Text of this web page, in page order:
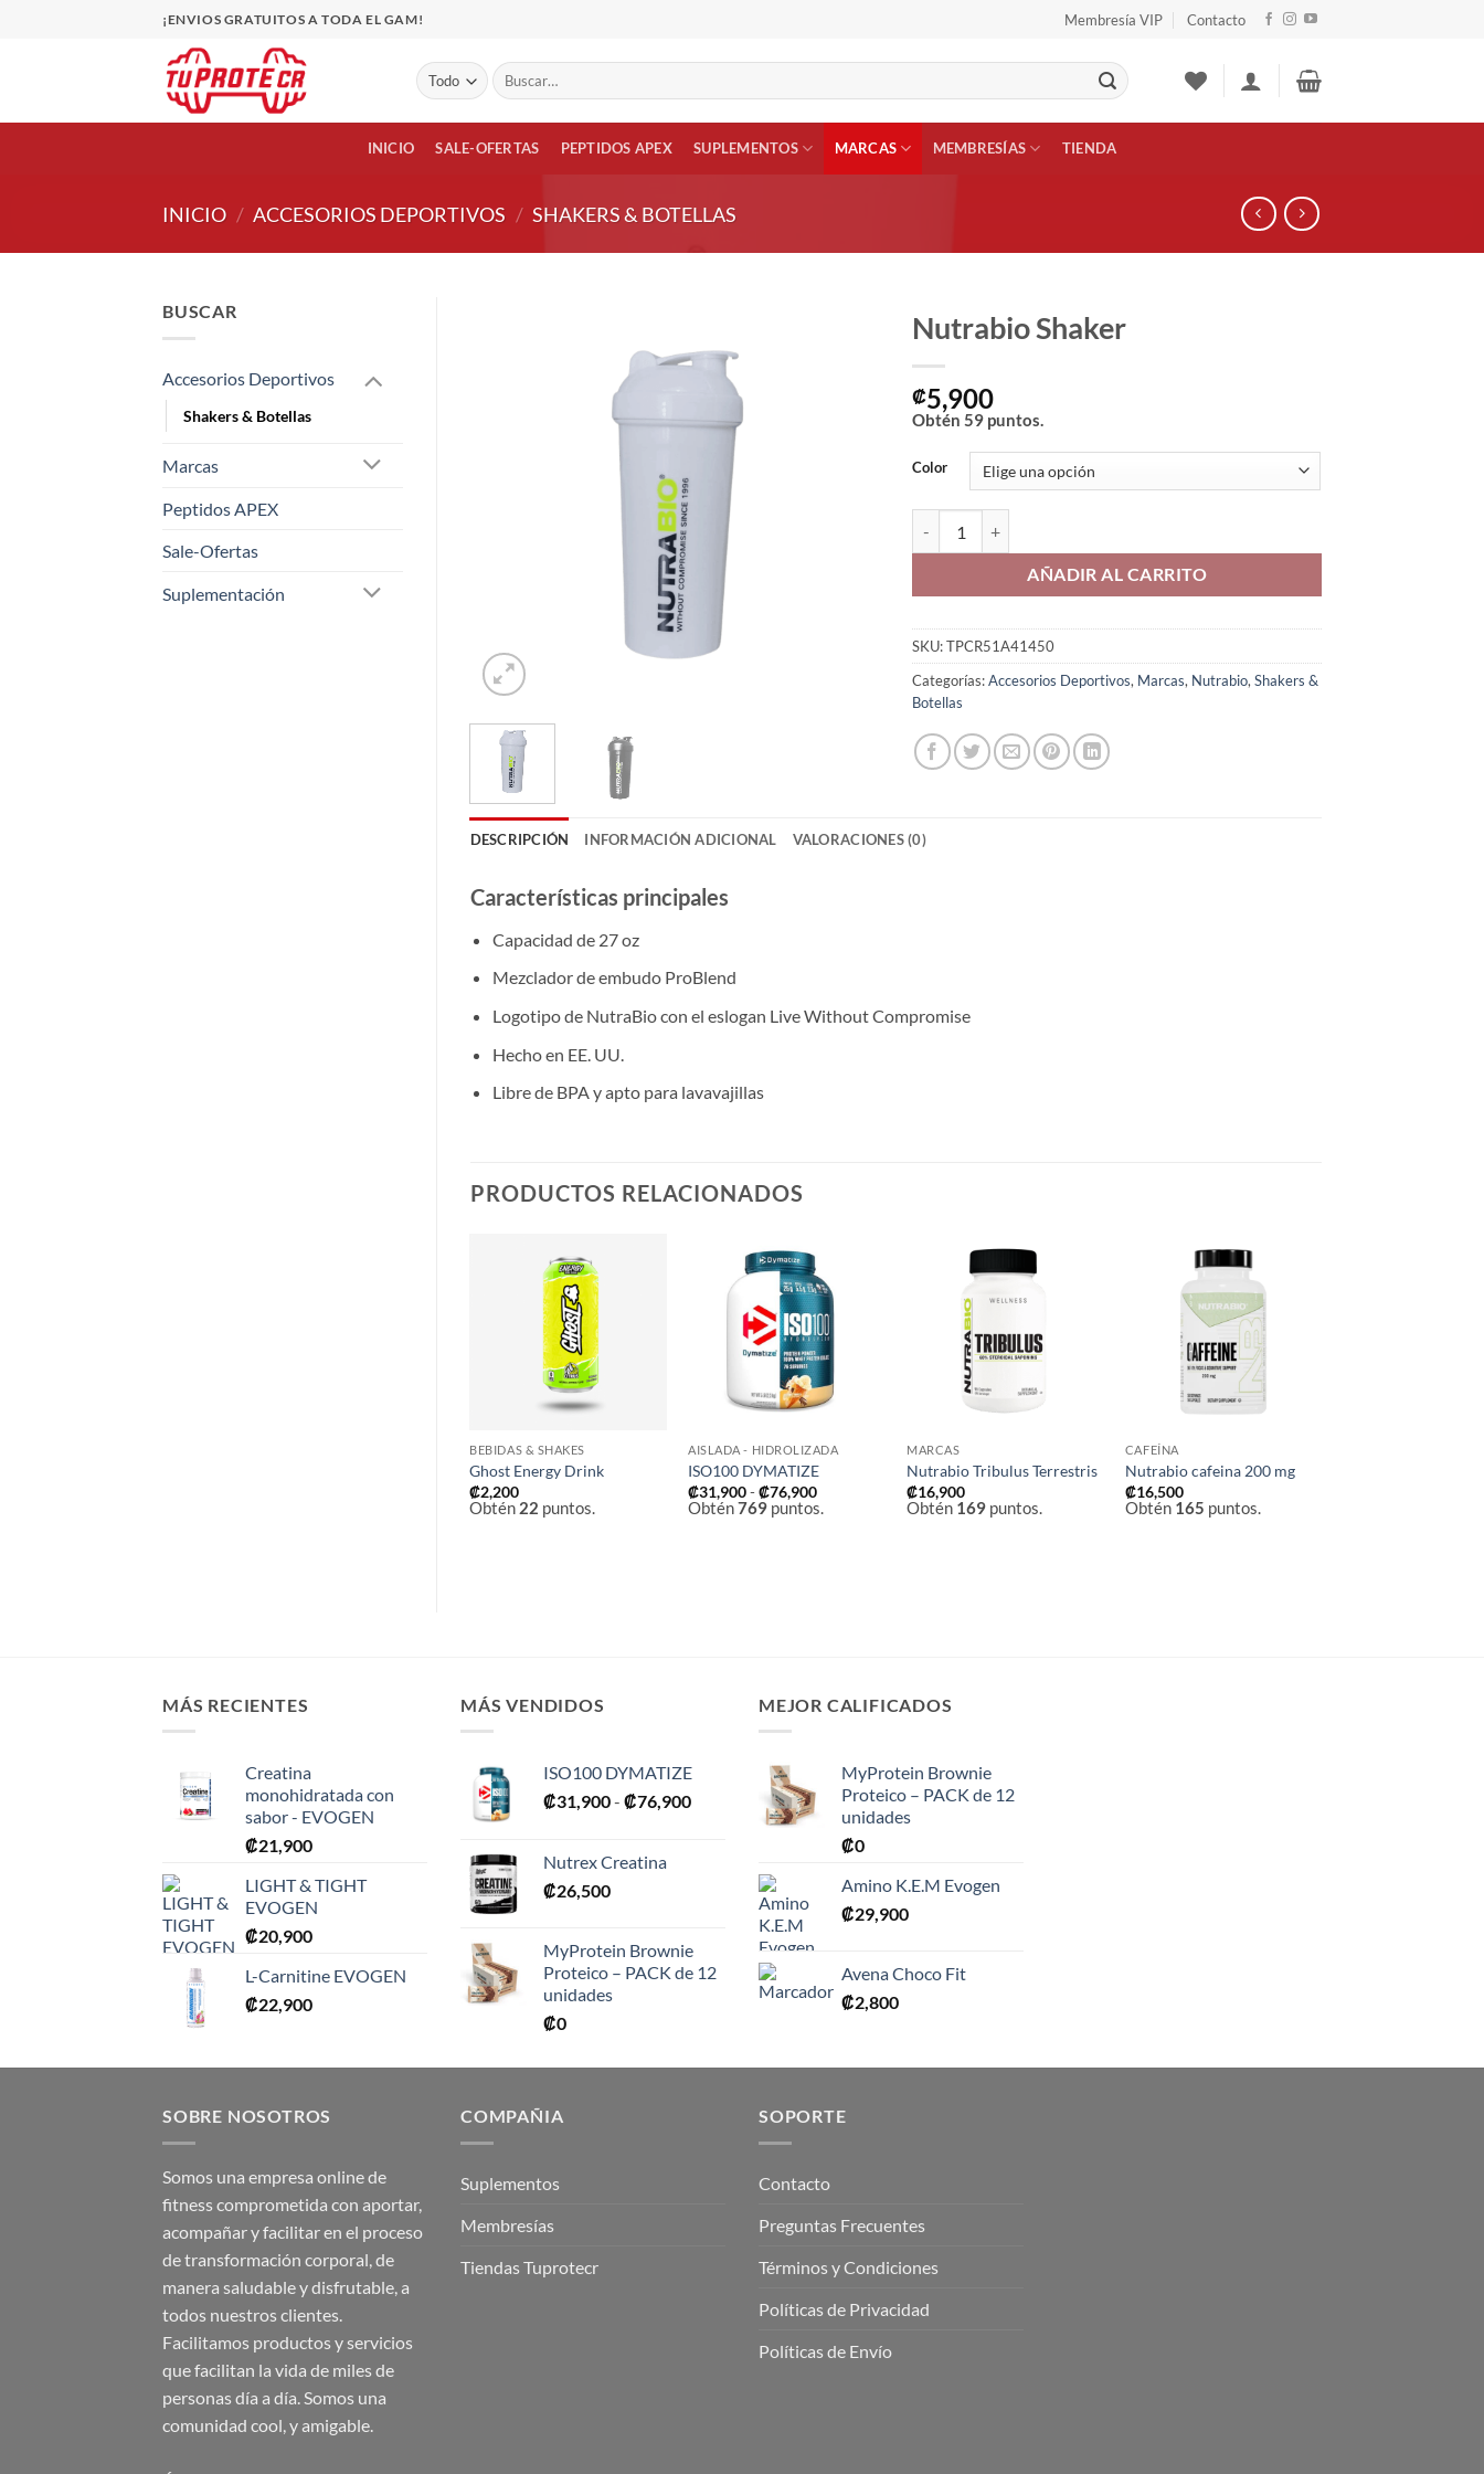
¡ENVIOS GRATUITOS A TODA EL GAM! Membresía VIP Contacto
Buscar
por:
INICIO SALE-OFERTAS PEPTIDOS APEX SUPLEMENTOS MARCAS MEMBRESÍAS TIENDA
INICIO / ACCESORIOS DEPORTIVOS / SHAKERS & BOTELLAS
BUSCAR
Accesorios Deportivos
Shakers & Botellas
Marcas
Peptidos APEX
Sale-Ofertas
Suplementación
Nutrabio Shaker
₡5,900
Obtén59 puntos.
Color
AÑADIR AL CARRITO
SKU:TPCR51A41450
Categorías:Accesorios Deportivos, Marcas, Nutrabio,Shakers &
Botellas
DESCRIPCIÓN INFORMACIÓN ADICIONAL VALORACIONES (0)
Características principales
Capacidad de 27 oz
Mezclador de embudo ProBlend
Logotipo de NutraBio con el eslogan Live Without Compromise
Hecho en EE. UU.
Libre de BPA y apto para lavavajillas
PRODUCTOS RELACIONADOS
BEBIDAS & SHAKES
Ghost Energy Drink
₡2,200
Obtén 22 puntos.
Añadir
deseos
AISLADA - HIDROLIZADA
ISO100 DYMATIZE
₡31,900-₡76,900Rango
de
Obtén769 puntos.
MARCAS
Nutrabio Tribulus Terrestris
₡16,900
Obtén 169 puntos.
CAFEÍNA
Nutrabio cafeina 200 mg
₡16,500
Obtén 165 puntos.
MÁS RECIENTES
Creatina
monohidratada con
sabor - EVOGEN
₡21,900
LIGHT & TIGHT
EVOGEN
₡20,900
L-Carnitine EVOGEN
₡22,900
MÁS VENDIDOS
ISO100 DYMATIZE
₡31,900- ₡76,900Rango
Nutrex Creatina
₡26,500
MyProtein Brownie
Proteico – PACK de 12
unidades
₡0
MEJOR CALIFICADOS
MyProtein Brownie
Proteico – PACK de 12
unidades
₡0
Amino K.E.M Evogen
₡29,900
Avena Choco Fit
₡2,800
SOBRE NOSOTROS
Somos una empresa online de
fitness comprometida con aportar,
acompañar y facilitar en el proceso
de transformación corporal, de
manera saludable y disfrutable, a
todos nuestros clientes.
Facilitamos productos y servicios
que facilitan la vida de miles de
personas día a día. Somos una
comunidad cool, y amigable.
COMPAÑIA
Suplementos
Membresías
Tiendas Tuprotecr
SOPORTE
Contacto
Preguntas Frecuentes
Términos y Condiciones
Políticas de Privacidad
Políticas de Envío